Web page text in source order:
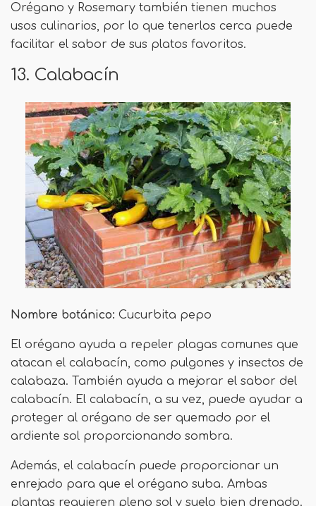
Orégano y Rosemary también tienen muchos
usos culinarios, por lo que tenerlos cerca puede
facilitar el sabor de sus platos favoritos.
13. Calabacín
Nombre botánico: Cucurbita pepo
El orégano ayuda a repeler plagas comunes que
atacan el calabacín, como pulgones y insectos de
calabaza. También ayuda a mejorar el sabor del
calabacín. El calabacín, a su vez, puede ayudar a
proteger al orégano de ser quemado por el
ardiente sol proporcionando sombra.
Además, el calabacín puede proporcionar un
enrejado para que el orégano suba. Ambas
plantas requieren pleno sol y suelo bien drenado.